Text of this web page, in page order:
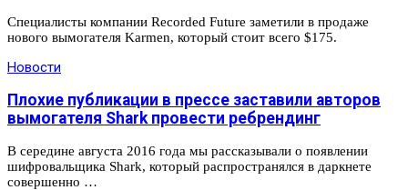
Специалисты компании Recorded Future заметили в продаже
нового вымогателя Karmen, который стоит всего $175.
Новости
Плохие публикации в прессе заставили авторов
вымогателя Shark провести ребрендинг
В середине августа 2016 года мы рассказывали о появлении
шифровальщика Shark, который распространялся в даркнете
совершенно …